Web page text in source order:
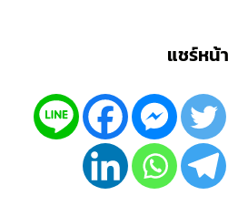
แชร์หน้